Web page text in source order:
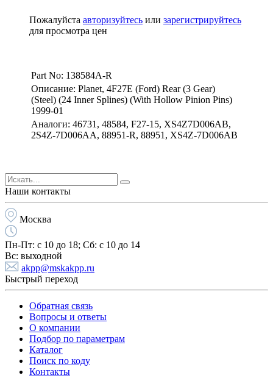
Пожалуйста авторизуйтесь или зарегистрируйтесь
для просмотра цен
Part No: 138584A-R
Описание: Planet, 4F27E (Ford) Rear (3 Gear)
(Steel) (24 Inner Splines) (With Hollow Pinion Pins)
1999-01
Аналоги: 46731, 48584, F27-15, XS4Z7D006AB,
2S4Z-7D006AA, 88951-R, 88951, XS4Z-7D006AB
Наши контакты
Москва
Пн-Пт: с 10 до 18; Cб: с 10 до 14
Вс: выходной
akpp@mskakpp.ru
Быстрый переход
Обратная связь
Вопросы и ответы
О компании
Подбор по параметрам
Каталог
Поиск по коду
Контакты